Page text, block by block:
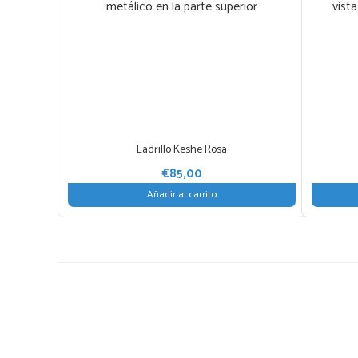
Ladrillo Keshe Rosa
€85,00
Añadir al carrito
tiene
la
página
de